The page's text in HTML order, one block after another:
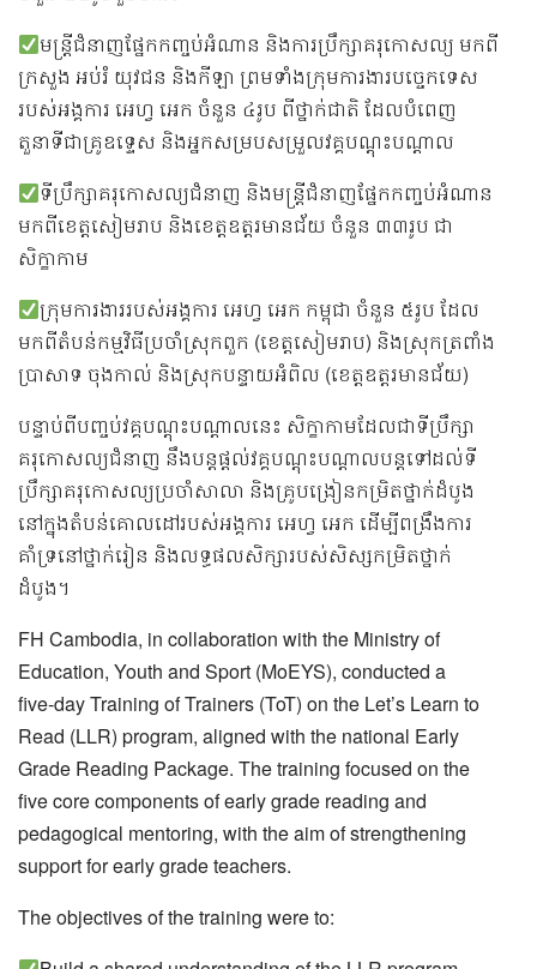
មន្ត្រីជំនាញផ្នែកកញ្ចប់អំណាន និងការប្រឹក្សាគរុកោសល្យ មកពី
ក្រសួង អប់រំ យុវជន និងកីឡា ព្រមទាំងក្រុមការងារបច្ចេកទេស
របស់អង្គការ អេហ្វ អេក ចំនួន ៤រូប ពីថ្នាក់ជាតិ ដែលបំពេញ
តួនាទីជាគ្រូឧទ្ទេស និងអ្នកសម្របសម្រួលវគ្គបណ្ដុះបណ្ដាល
ទីប្រឹក្សាគរុកោសល្យជំនាញ និងមន្ត្រីជំនាញផ្នែកកញ្ចប់អំណាន
មកពីខេត្តសៀមរាប និងខេត្តឧត្តរមានជ័យ ចំនួន ៣៣រូប ជា
សិក្ខាកាម
ក្រុមការងាររបស់អង្គការ អេហ្វ អេក កម្ពុជា ចំនួន ៥រូប ដែល
មកពីតំបន់កម្មវិធីប្រចាំស្រុកពួក (ខេត្តសៀមរាប) និងស្រុកត្រពាំង
ប្រាសាទ ចុងកាល់ និងស្រុកបន្ទាយអំពិល (ខេត្តឧត្តរមានជ័យ)
បន្ទាប់ពីបញ្ចប់វគ្គបណ្ដុះបណ្ដាលនេះ សិក្ខាកាមដែលជាទីប្រឹក្សា
គរុកោសល្យជំនាញ នឹងបន្តផ្ដល់វគ្គបណ្ដុះបណ្ដាលបន្តទៅដល់ទី
ប្រឹក្សាគរុកោសល្យប្រចាំសាលា និងគ្រូបង្រៀនកម្រិតថ្នាក់ដំបូង
នៅក្នុងតំបន់គោលដៅរបស់អង្គការ អេហ្វ អេក ដើម្បីពង្រឹងការ
គាំទ្រនៅថ្នាក់រៀន និងលទ្ធផលសិក្សារបស់សិស្សកម្រិតថ្នាក់
ដំបូង។
FH Cambodia, in collaboration with the Ministry of
Education, Youth and Sport (MoEYS), conducted a
five‑day Training of Trainers (ToT) on the Let’s Learn to
Read (LLR) program, aligned with the national Early
Grade Reading Package. The training focused on the
five core components of early grade reading and
pedagogical mentoring, with the aim of strengthening
support for early grade teachers.
The objectives of the training were to: